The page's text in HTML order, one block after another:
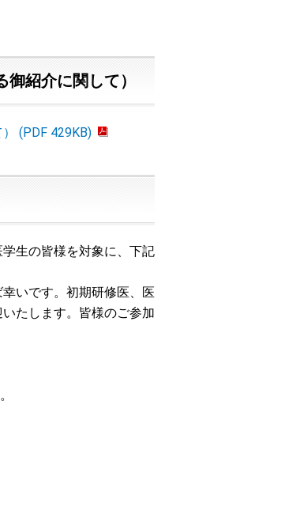
紹介に関して）
(PDF 429KB)
生の皆様を対象に、下記
いです。初期研修医、医
たします。皆様のご参加